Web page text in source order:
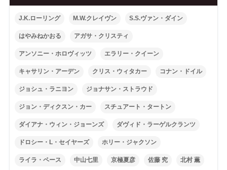
J.K.ローリング M.W.クレイヴン S.S.ヴァン・ダイン
はやみねかおる アガサ・クリスティ
アンソニー・ホロヴィッツ エラリー・クイーン
キャサリン・アーデン クリス・ウィタカー コナン・ドイル
ジョシュ・ラニヨン ジョナサン・ストラウド
ジョン・ディクスン・カー スチュアート・タートン
ダイアナ・ウィン・ジョーンズ ダヴィド・ラーゲルクランツ
ドロシー・L・セイヤーズ ホリー・ジャクソン
ライラ・ペース 中山七里 京極夏彦 佐藤 究 北村 薫